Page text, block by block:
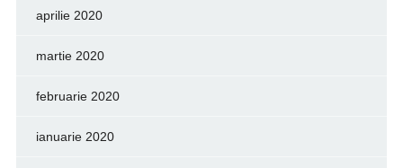
aprilie 2020
martie 2020
februarie 2020
ianuarie 2020